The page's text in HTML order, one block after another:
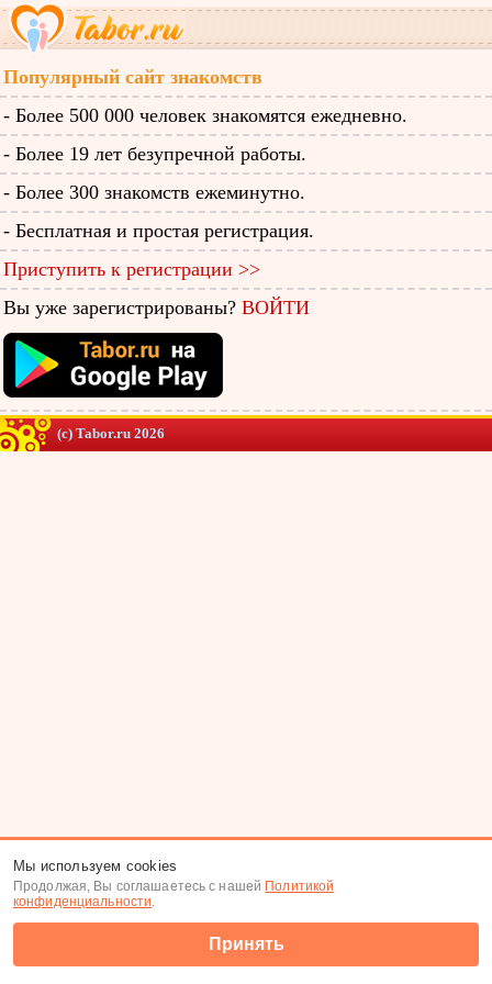
Популярный сайт знакомств
- Более 500 000 человек знакомятся ежедневно.
- Более 19 лет безупречной работы.
- Более 300 знакомств ежеминутно.
- Бесплатная и простая регистрация.
Приступить к регистрации >>
Вы уже зарегистрированы? ВОЙТИ
(c) Tabor.ru 2026
Мы используем cookies
Продолжая, Вы соглашаетесь с нашей Политикой
конфиденциальности.
Принять